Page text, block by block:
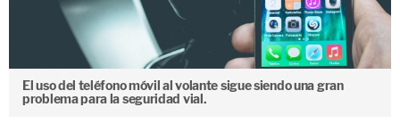
El uso del teléfono móvil al volante sigue siendo una gran
problema para la seguridad vial.